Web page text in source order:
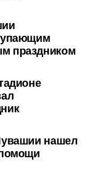
праздником
нашел